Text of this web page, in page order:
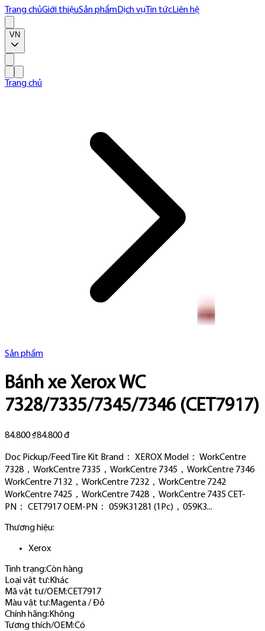
Trang chủGiới thiệuSản phẩmDịch vụ Tin tứcLiên hệ
VN
Trang chủ
Sản phẩm
Bánh xe Xerox WC
7328/7335/7345/7346 (CET7917)
84.800 ₫84.800 đ
Doc Pickup/Feed Tire Kit Brand： XEROX Model： WorkCentre
7328，WorkCentre 7335，WorkCentre 7345，WorkCentre 7346
WorkCentre 7132，WorkCentre 7232，WorkCentre 7242
WorkCentre 7425，WorkCentre 7428，WorkCentre 7435 CET-
PN： CET7917 OEM-PN： 059K31281 (1Pc)，059K3...
Thương hiệu:
Xerox
Tình trạng:Còn hàng
Loại vật tư: Khác
Mã vật tư/OEM:CET7917
Màu vật tư: Magenta / Đỏ
Chính hãng: Không
Tương thích/OEM:Có